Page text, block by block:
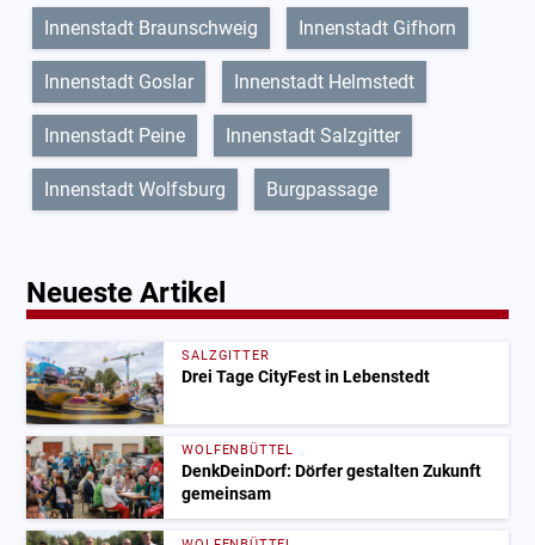
Innenstadt Braunschweig Innenstadt Gifhorn
Innenstadt Goslar Innenstadt Helmstedt
Innenstadt Peine Innenstadt Salzgitter
Innenstadt Wolfsburg Burgpassage
Neueste Artikel
SALZGITTER
Drei Tage CityFest in Lebenstedt
WOLFENBÜTTEL
DenkDeinDorf: Dörfer gestalten Zukunft
gemeinsam